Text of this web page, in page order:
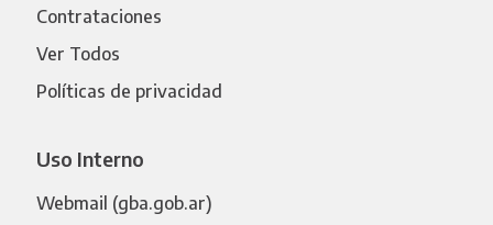
Contrataciones
Ver Todos
Políticas de privacidad
Uso Interno
Webmail (gba.gob.ar)